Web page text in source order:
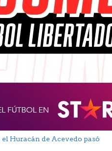
el Huracán de Acevedo pasó